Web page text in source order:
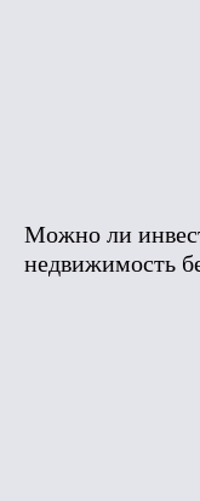
Можно ли
недвижимость